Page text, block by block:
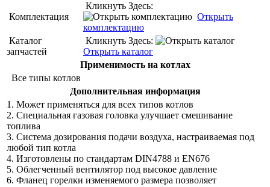
Комплектация
Кликнуть Здесь:
Открыть
комплектацию
Каталог
запчастей
Кликнуть Здесь:
Открыть каталог
Применимость на котлах
Все типы котлов
Дополнительная информация
1. Может применяться для всех типов котлов
2. Специальная газовая головка улучшает смешивание
топлива
3. Система дозирования подачи воздуха, настраиваемая под
любой тип котла
4. Изготовлены по стандартам DIN4788 и EN676
5. Облегченный вентилятор под высокое давление
6. Фланец горелки изменяемого размера позволяет